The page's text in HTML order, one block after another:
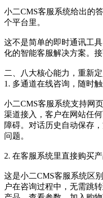
小二CMS客服系统给出的
个平台里。
这不是简单的即时通讯工
化的智能客服解决方案。
二、八大核心能力，重新
1. 多通道在线咨询，随时
小二CMS客服系统支持网
渠道接入，客户在网站任
障碍。对话历史自动保存
问题。
2. 在客服系统里直接购买
这是小二CMS客服系统区
户在咨询过程中，无需跳